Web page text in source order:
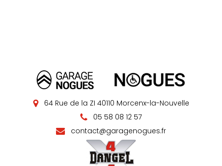
64 Rue de la ZI 40110 Morcenx-la-Nouvelle
05 58 08 12 57
contact@garagenogues.fr